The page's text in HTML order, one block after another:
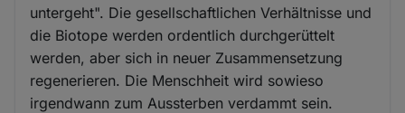
untergeht". Die gesellschaftlichen Verhältnisse und
die Biotope werden ordentlich durchgerüttelt
werden, aber sich in neuer Zusammensetzung
regenerieren. Die Menschheit wird sowieso
irgendwann zum Aussterben verdammt sein.